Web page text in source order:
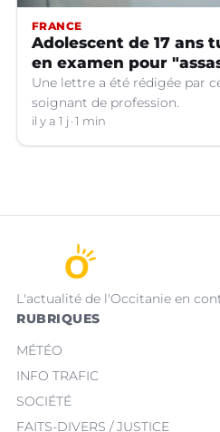
FRANCE
Adolescent de 17 ans
en examen pour
Une lettre a été rédigée par
soignant de profession.
il y a 1 j 1 min
L'actualité de l'Occitanie en
RUBRIQUES
MÉTÉO
INFO TRAFIC
SOCIÉTÉ
FAITS-DIVERS / JUSTICE